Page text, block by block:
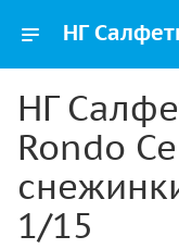
НГ
Rondo
1/15